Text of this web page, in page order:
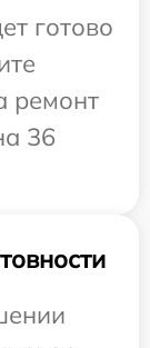
готово
ремонт
36